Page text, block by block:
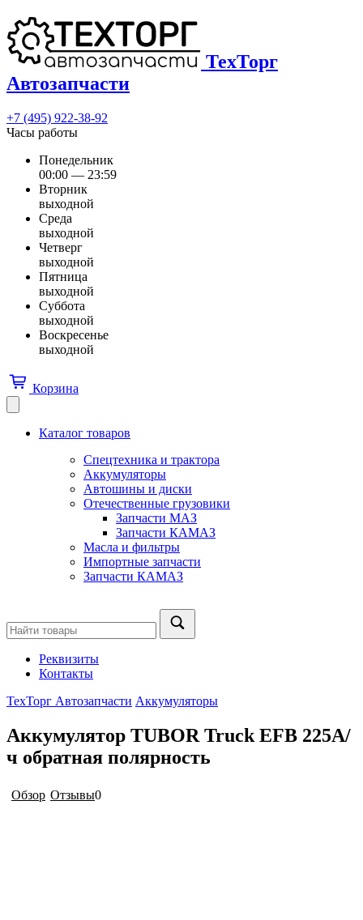
ТехТорг
Автозапчасти
+7 (495) 922-38-92
Часы работы
Понедельник
00:00 — 23:59
Вторник
выходной
Среда
выходной
Четверг
выходной
Пятница
выходной
Суббота
выходной
Воскресенье
выходной
Корзина
Каталог товаров
Спецтехника и трактора
Аккумуляторы
Автошины и диски
Отечественные грузовики
Запчасти МАЗ
Запчасти КАМАЗ
Масла и фильтры
Импортные запчасти
Запчасти КАМАЗ
Реквизиты
Контакты
ТехТорг Автозапчасти Аккумуляторы
Аккумулятор TUBOR Truck EFB 225А/
ч обратная полярность
Обзор Отзывы0